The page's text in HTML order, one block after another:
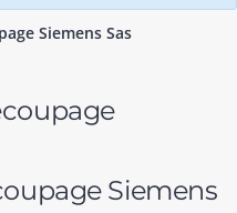
Siemens Sas
Siemens